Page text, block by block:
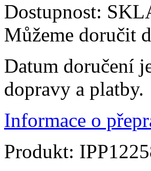
Dostupnost:
Můžeme doručit
Datum doručení
dopravy a platby.
Informace o
Produkt: